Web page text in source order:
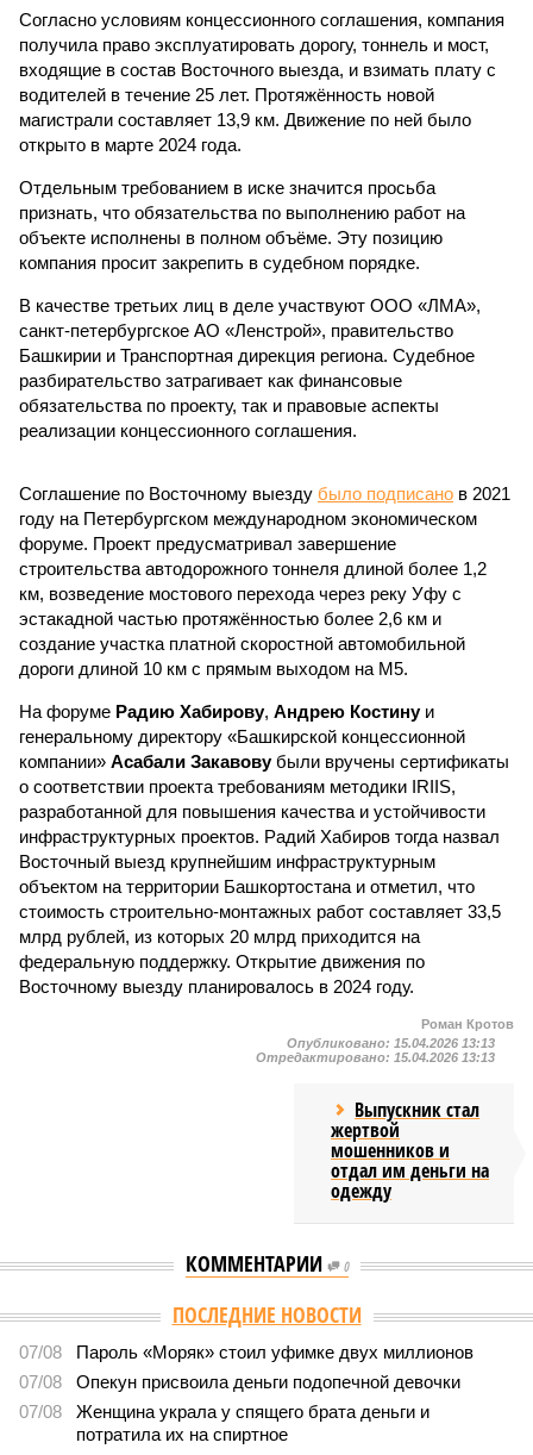
Согласно условиям концессионного соглашения, компания
получила право эксплуатировать дорогу, тоннель и мост,
входящие в состав Восточного выезда, и взимать плату с
водителей в течение 25 лет. Протяжённость новой
магистрали составляет 13,9 км. Движение по ней было
открыто в марте 2024 года.
Отдельным требованием в иске значится просьба
признать, что обязательства по выполнению работ на
объекте исполнены в полном объёме. Эту позицию
компания просит закрепить в судебном порядке.
В качестве третьих лиц в деле участвуют ООО «ЛМА»,
санкт-петербургское АО «Ленстрой», правительство
Башкирии и Транспортная дирекция региона. Судебное
разбирательство затрагивает как финансовые
обязательства по проекту, так и правовые аспекты
реализации концессионного соглашения.
Соглашение по Восточному выезду было подписано в 2021
году на Петербургском международном экономическом
форуме. Проект предусматривал завершение
строительства автодорожного тоннеля длиной более 1,2
км, возведение мостового перехода через реку Уфу с
эстакадной частью протяжённостью более 2,6 км и
создание участка платной скоростной автомобильной
дороги длиной 10 км с прямым выходом на М5.
На форуме Радию Хабирову, Андрею Костинуи
генеральному директору «Башкирской концессионной
компании» Асабали Закавовубыли вручены сертификаты
о соответствии проекта требованиям методики IRIIS,
разработанной для повышения качества и устойчивости
инфраструктурных проектов. Радий Хабиров тогда назвал
Восточный выезд крупнейшим инфраструктурным
объектом на территории Башкортостана и отметил, что
стоимость строительно-монтажных работ составляет 33,5
млрд рублей, из которых 20 млрд приходится на
федеральную поддержку. Открытие движения по
Восточному выезду планировалось в 2024 году.
Роман Кротов
Опубликовано: 15.04.2026 13:13
Отредактировано: 15.04.2026 13:13
Выпускник стал
жертвой
мошенников и
отдал им деньги на
одежду
КОММЕНТАРИИ 0
ПОСЛЕДНИЕ НОВОСТИ
07/08
Пароль «Моряк» стоил уфимке двух миллионов
07/08
Опекун присвоила деньги подопечной девочки
07/08
Женщина украла у спящего брата деньги и
потратила их на спиртное